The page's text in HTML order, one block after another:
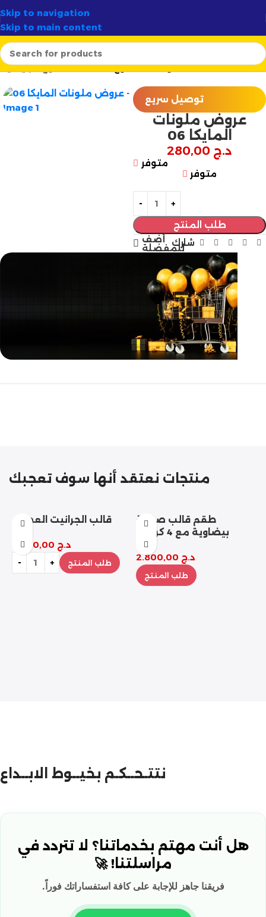
Skip to navigation
Skip to main content
أرتسيلا:الوجهة الأولى
الرئيسية صناعة الشموع ملونات الشموع
توصيل سريع
عروض ملونات
المايكا 06
د.ج
متوفر
متوفر
طلب المنتج
أضف
للمفضلةشارك
مازالت مستمرة
منتجات نعتقد أنها سوف تعجبك
قالب الجرانيت العصري
د.ج
طلب المنتج
طقم قالب صينية
بيضاوية مع 4 كوستر
د.ج
طلب المنتج
نتتـحــكـم بخيــوط الابــداع
هل أنت مهتم بخدماتنا؟ لا تتردد في
مراسلتنا! 🚀
فريقنا جاهز للإجابة على كافة استفساراتك فوراً.